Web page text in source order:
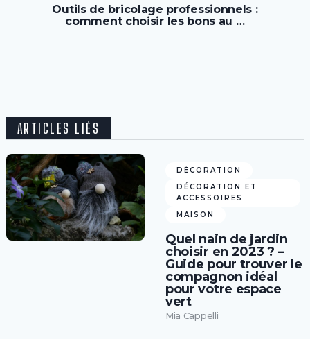
Outils de bricolage professionnels :
comment choisir les bons au …
ARTICLES LIÉS
DÉCORATION
DÉCORATION ET
ACCESSOIRES
MAISON
Quel nain de jardin
choisir en 2023 ? –
Guide pour trouver le
compagnon idéal
pour votre espace
vert
Mia Cappelli